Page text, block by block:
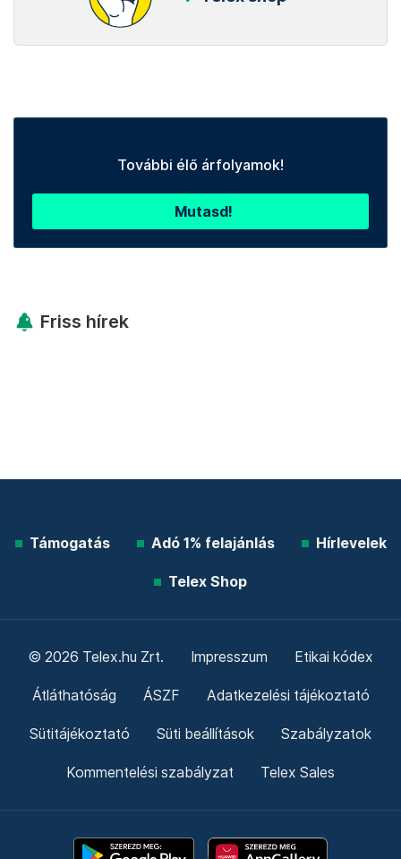
További élő árfolyamok!
Mutasd!
Friss hírek
Támogatás Adó 1% felajánlás Hírlevelek
Telex Shop
© 2026 Telex.hu Zrt. Impresszum Etikai kódex
Átláthatóság ÁSZF Adatkezelési tájékoztató
Sütitájékoztató Süti beállítások Szabályzatok
Kommentelési szabályzat Telex Sales